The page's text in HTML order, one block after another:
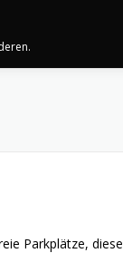
Parkplätze,